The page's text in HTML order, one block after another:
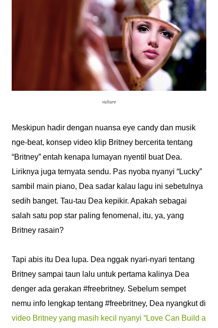
vulture
Meskipun hadir dengan nuansa eye candy dan musik
nge-beat, konsep video klip Britney bercerita tentang
“Britney” entah kenapa lumayan nyentil buat Dea.
Liriknya juga ternyata sendu. Pas nyoba nyanyi “Lucky”
sambil main piano, Dea sadar kalau lagu ini sebetulnya
sedih banget. Tau-tau Dea kepikir. Apakah sebagai
salah satu pop star paling fenomenal, itu, ya, yang
Britney rasain?
Tapi abis itu Dea lupa. Dea nggak nyari-nyari tentang
Britney sampai taun lalu untuk pertama kalinya Dea
denger ada gerakan #freebritney. Sebelum sempet
nemu info lengkap tentang #freebritney, Dea nyangkut di
video Britney yang masih kecil nyanyi “Love Can Build a